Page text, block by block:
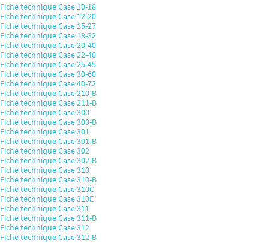
Fiche technique Case 10-18
Fiche technique Case 12-20
Fiche technique Case 15-27
Fiche technique Case 18-32
Fiche technique Case 20-40
Fiche technique Case 22-40
Fiche technique Case 25-45
Fiche technique Case 30-60
Fiche technique Case 40-72
Fiche technique Case 210-B
Fiche technique Case 211-B
Fiche technique Case 300
Fiche technique Case 300-B
Fiche technique Case 301
Fiche technique Case 301-B
Fiche technique Case 302
Fiche technique Case 302-B
Fiche technique Case 310
Fiche technique Case 310-B
Fiche technique Case 310C
Fiche technique Case 310E
Fiche technique Case 311
Fiche technique Case 311-B
Fiche technique Case 312
Fiche technique Case 312-B